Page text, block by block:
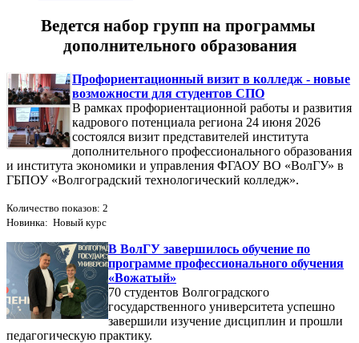
Ведется набор групп на программы
дополнительного образования
Профориентационный визит в колледж - новые
возможности для студентов СПО
В рамках профориентационной работы и развития
кадрового потенциала региона 24 июня 2026
состоялся визит представителей института
дополнительного профессионального образования
и института экономики и управления ФГАОУ ВО «ВолГУ» в
ГБПОУ «Волгоградский технологический колледж».
Количество показов: 2
Новинка: Новый курс
В ВолГУ завершилось обучение по
программе профессионального обучения
«Вожатый»
70 студентов Волгоградского
государственного университета успешно
завершили изучение дисциплин и прошли
педагогическую практику.